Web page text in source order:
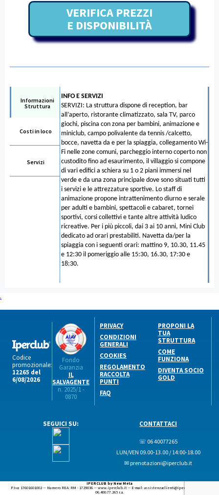
VERIFICA PREZZI
E DISPONIBILITÀ
Informazioni
Struttura
Costi in loco
Servizi
INFO E SERVIZI
SERVIZI: La struttura dispone di reception, bar
all’aperto, ristorante climatizzato, sala TV, parco
giochi, piscina con zona per bambini, animazione e
miniclub, campo polivalente da tennis /calcetto,
bocce, navetta da e per la spiaggia, collegamento Wi-
Fi nelle zone comuni, parcheggio interno coperto non
custodito fino ad esaurimento, il villaggio si compone
di vari edifici a schiera su 1 o 2 piani immersi nel
verde e da una zona principale dove sono situati tutti
i servizi e le attrezzature sportive. Lo staff di
animazione propone intrattenimento diurno e serale
per adulti e bambini, spettacoli e cabaret, tornei
sportivi, corsi collettivi e tante altre attività ludico
ricreative. Per i più piccoli, dai 3 ai 10 anni, Mini Club
dedicato ad orari prestabiliti. Navetta da/per la
spiaggia con i seguenti orari: mattino 9, 10.30, 11.45
e 12:30 il pomeriggio alle 15:30, 16.30, 17:30 e
18:30.
.
Codice
promozionale:
12265 del
6/08/2026
Fondo
Garanzia
IL
SALVAGENTE
n. 2025/1 -
0870
PRIVACY
CONDIZIONI
GENERALI
COOKIES
REGOLAMENTO
RACCOLTA
PUNTI
FAQ
PROPONI LA
TUA
STRUTTURA
COME
FUNZIONA
DIVENTA SOCIO
GOLD
SEGUICI SU: CONTATTACI
☏ 06 40077265
LUN/VEN 09.00-13.00 / 14:00-18.00
✉ prenotazioni@iperclub.it
IPERCLUB by New Meta
P.Iva: 17601601002 — Numero REA: RM - 1729036 — www.iperclub.it — E-mail: assistenzaclienti@iperclub.it — Tel.
06.400.77.265 r.a.